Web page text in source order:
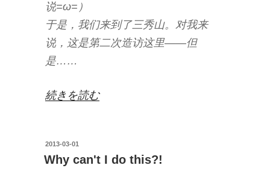
说=ω=）
于是，我们来到了三秀山。对我来
说，这是第二次造访这里——但
是……
“再
秀
山”
続きを読む
投
稿
日:
2013-03-01
Why can't I do this?!